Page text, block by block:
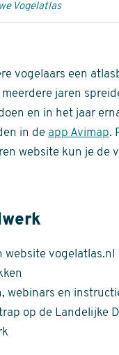
Vogelatlas
vogelaars een
jaren
en in het jaar
in de app Avimap.
website kun je de
website vogelatlas.nl
webinars en
op de Landelijke